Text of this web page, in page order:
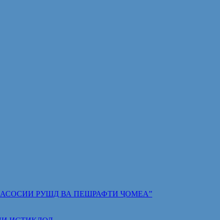
АСОСИИ РУШД ВА ПЕШРАФТИ ҶОМЕА”